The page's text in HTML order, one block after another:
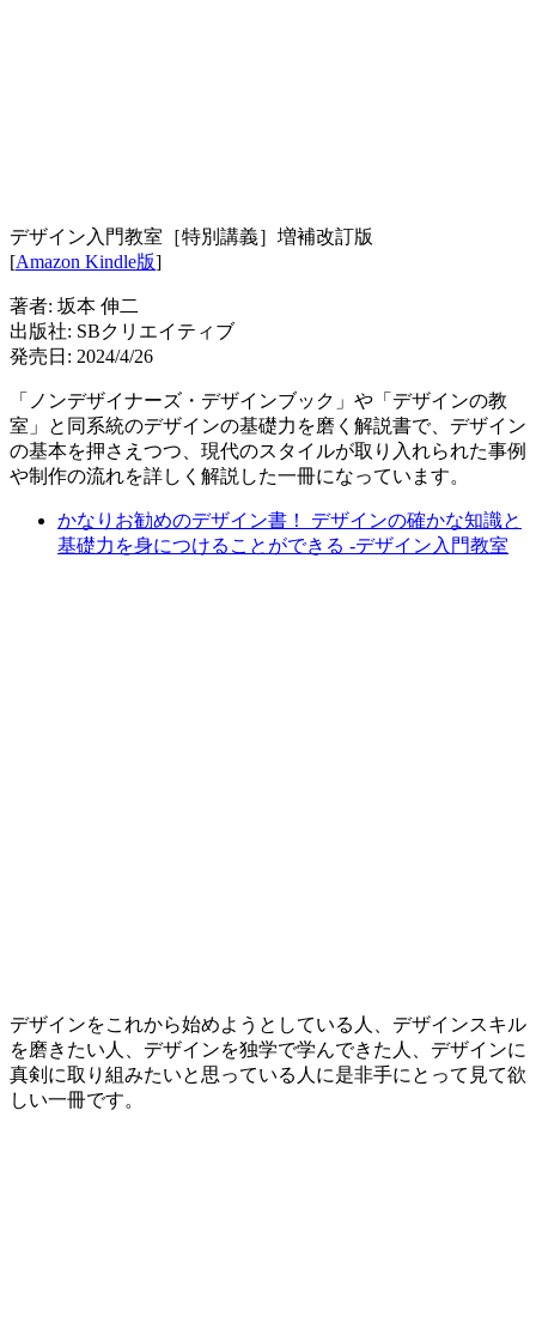
デザイン入門教室［特別講義］増補改訂版
[Amazon Kindle版]
著者: 坂本 伸二
出版社: SBクリエイティブ
発売日: 2024/4/26
「ノンデザイナーズ・デザインブック」や「デザインの教
室」と同系統のデザインの基礎力を磨く解説書で、デザイン
の基本を押さえつつ、現代のスタイルが取り入れられた事例
や制作の流れを詳しく解説した一冊になっています。
かなりお勧めのデザイン書！ デザインの確かな知識と
基礎力を身につけることができる -デザイン入門教室
デザインをこれから始めようとしている人、デザインスキル
を磨きたい人、デザインを独学で学んできた人、デザインに
真剣に取り組みたいと思っている人に是非手にとって見て欲
しい一冊です。